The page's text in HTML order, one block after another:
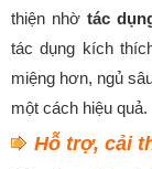
thiện nhờ tác
tác dụng kích
miệng hơn, ngủ
một cách hiệu quả.
Hỗ trợ, cải